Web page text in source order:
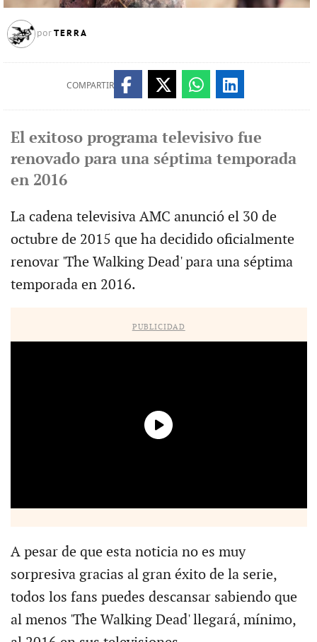
por TERRA
COMPARTIR
El exitoso programa televisivo fue
renovado para una séptima temporada
en 2016
La cadena televisiva AMC anunció el 30 de
octubre de 2015 que ha decidido oficialmente
renovar 'The Walking Dead' para una séptima
temporada en 2016.
PUBLICIDAD
A pesar de que esta noticia no es muy
sorpresiva gracias al gran éxito de la serie,
todos los fans puedes descansar sabiendo que
al menos 'The Walking Dead' llegará, mínimo,